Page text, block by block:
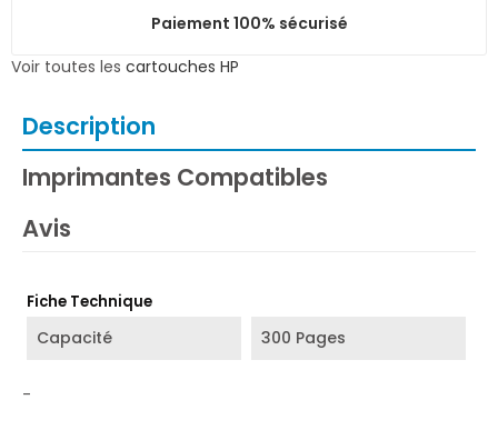
Paiement 100% sécurisé
Voir toutes les cartouches HP
Description
Imprimantes Compatibles
Avis
Fiche Technique
Capacité 300 Pages
-